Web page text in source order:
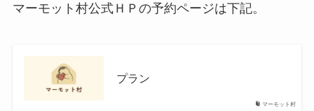
マーモット村公式ＨＰの予約ページは下記。
マーモット村
プラン